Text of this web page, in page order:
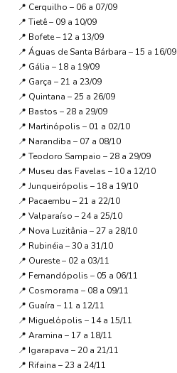
📍 Cerquilho – 06 a 07/09
📍 Tietê – 09 a 10/09
📍 Bofete – 12 a 13/09
📍 Águas de Santa Bárbara – 15 a 16/09
📍 Gália – 18 a 19/09
📍 Garça – 21 a 23/09
📍 Quintana – 25 a 26/09
📍 Bastos – 28 a 29/09
📍 Martinópolis – 01 a 02/10
📍 Narandiba – 07 a 08/10
📍 Teodoro Sampaio – 28 a 29/09
📍 Museu das Favelas – 10 a 12/10
📍 Junqueirópolis – 18 a 19/10
📍 Pacaembu – 21 a 22/10
📍 Valparaíso – 24 a 25/10
📍 Nova Luzitânia – 27 a 28/10
📍 Rubinéia – 30 a 31/10
📍 Oureste – 02 a 03/11
📍 Fernandópolis – 05 a 06/11
📍 Cosmorama – 08 a 09/11
📍 Guaíra – 11 a 12/11
📍 Miguelópolis – 14 a 15/11
📍 Aramina – 17 a 18/11
📍 Igarapava – 20 a 21/11
📍 Rifaina – 23 a 24/11